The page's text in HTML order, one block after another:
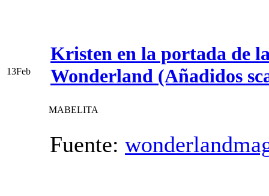
13Feb
Kristen en la portada de
Wonderland (Añadidos
MABELITA
Fuente: